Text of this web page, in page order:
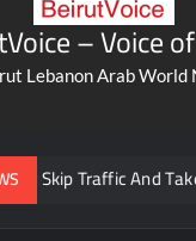
– Voice
Lebanon Arab World
Traffic And Take A